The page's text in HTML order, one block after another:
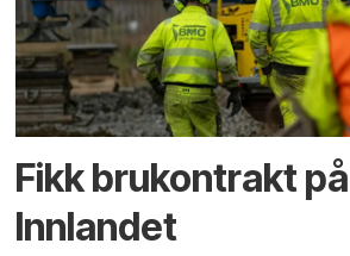
Fikk brukontrakt på
Innlandet